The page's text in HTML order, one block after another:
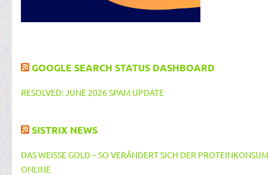
GOOGLE SEARCH STATUS DASHBOARD
RESOLVED: JUNE 2026 SPAM UPDATE
SISTRIX NEWS
DAS WEISSE GOLD – SO VERÄNDERT SICH DER PROTEINKONSUM O
NLINE